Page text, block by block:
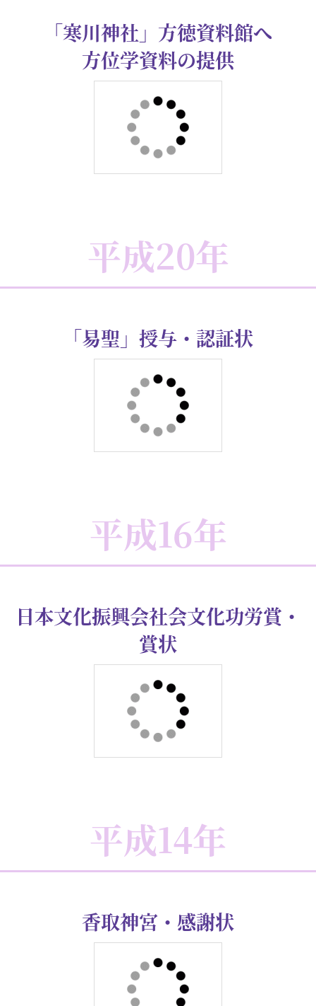
平成21年
「寒川神社」方徳資料館へ
方位学資料の提供
平成20年
「易聖」授与・認証状
平成16年
日本文化振興会社会文化功労賞・
賞状